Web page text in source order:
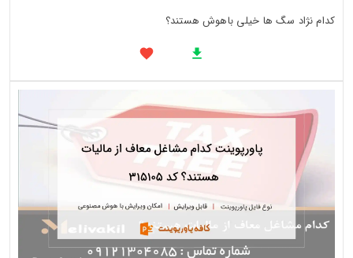
کدام نژاد سگ ها خیلی باهوش هستند؟